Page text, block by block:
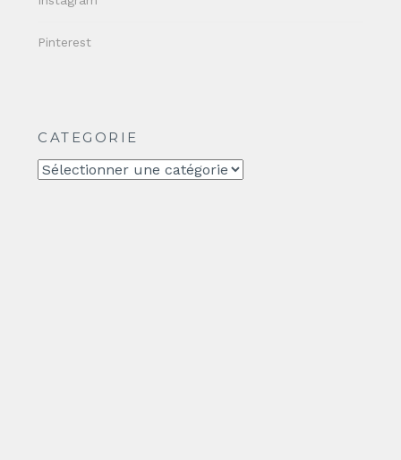
Pinterest
CATEGORIE
CATEGORIE